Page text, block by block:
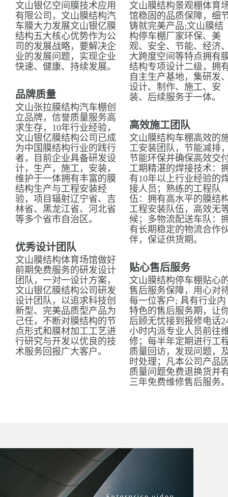
文山银亿空间膜技术应用
有限公司，文山膜结构汽
车膜大力发展文山银亿膜
结构五大核心优势作为公
司的发展战略，要解决企
业的发展问题，实现企业
快速、健康、持续发展。
品牌质量
文山张拉膜结构汽车棚创
立品牌，信誉质量服务高
求生存，10年行业经验，
文山银亿膜结构公司已成
为中国膜结构行业的践行
者，目前企业具备研发设
计，生产，施工，安装，
维护于一体拥有丰富的膜
结构生产与工程安装经
验，项目辐射辽宁省、吉
林省、黑龙江省、河北省
等多个省市自治区。
优秀设计团队
文山膜结构体育场馆做好
前期免费服务的研发设计
团队，一对一设计方案，
文山银亿膜结构公司研发
设计团队，以追求科技创
新型、完美品质型产品为
己任，不断对膜结构的节
点形式和膜材加工工艺进
行研究与开发以优良的技
术服务回报广大客户。
文山膜结构景观棚体育
馆稳固的品质保障，细
铸就完美产品;文山膜结
构停车棚厂家环保、美
观、安全、节能、经济
大跨度空间等特点拥有
结构专项设计二级，拥
自主生产基地，集研发
设计、制作、施工、安
装、后续服务于一体。
高效施工团队
文山膜结构车棚高效的
工安装团队，节能减排
节能环保并确保高效交
工期精湛的焊接技术：
有10年以上行业经验的
接人员；熟练的工程队
伍：拥有高水平的膜结
工程安装队伍，高效无
候；多物流配送车队：
有长期稳定的物流合作
伴，保证供货期。
贴心售后服务
文山膜结构停车棚贴心
售后服务保障，用心对
每一位客户; 具有行业内
特色的售后服务期，让
后顾无忧接到报修电话
小时内派专业人员前往
修；每半年定期进行工
质量回访，发现问题，
时处理；凡本公司产品
质量问题免费退换货并
三年免费维修售后服务